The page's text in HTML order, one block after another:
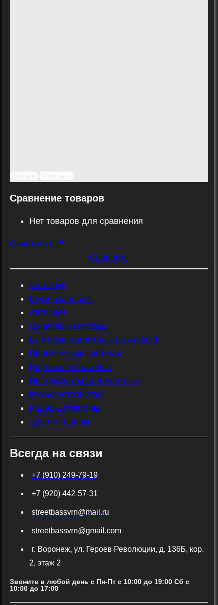
Сравнение товаров
Нет товаров для сравнения
Очистить всё
Сравнить
Автозвук
Шумоизоляция
Автосвет
Охранные системы
Штатные магнитолы на Android
Парковочные системы
Видеорегистраторы
Инструменты для монтажа
Комбо-устройства
Радар-детекторы
Другие товары
Всегда на связи
+7 (910) 249-79-19
+7 (920) 442-57-31
streetbassvrn@mail.ru
streetbassvrn@gmail.com
г. Воронеж, ул. Героев Революции, д. 136Б, кор.
2, этаж 2
Звоните в любой день с Пн-Пт c 10:00 до 19:00 Сб с
10:00 до 17:00